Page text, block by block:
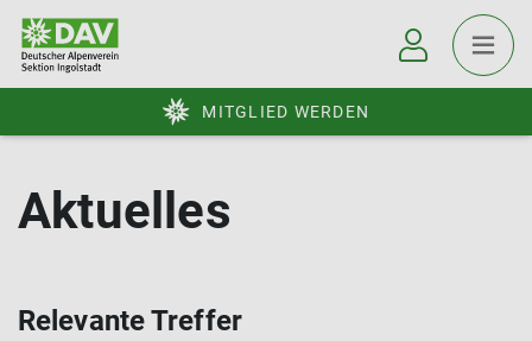
MITGLIED WERDEN
Aktuelles
Relevante Treffer